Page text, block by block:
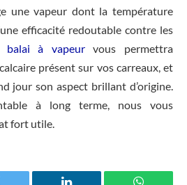
une vapeur dont la température
efficacité redoutable contre les
balai à vapeurvous permettra
présent sur vos carreaux, et
jour son aspect brillant d’origine.
à long terme, nous vous
fort utile.